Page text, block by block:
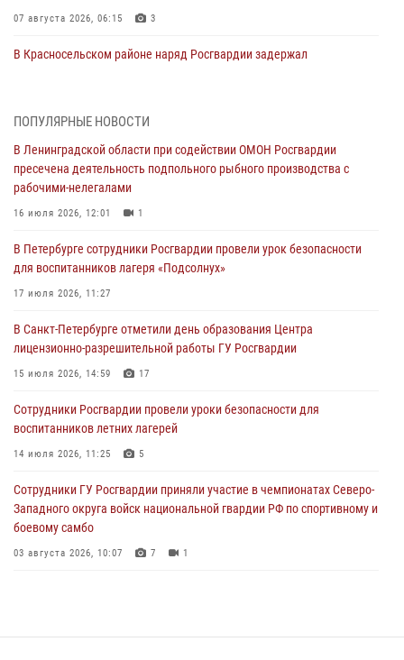
07 августа 2026, 06:15 3
В Красносельском районе наряд Росгвардии задержал
06 августа 2026, 13:39 1
В Центральном районе росгвардейцы оперативно задержали
хулигана, стрелявшего из пускового устройства рядом с жилыми
домами
06 августа 2026, 11:36
Сотрудники и военнослужащие Росгвардии обеспечили
правопорядок при проведении матча "Зенит" - "Балтика"
06 августа 2026, 07:30
В Выборгском районе наряд Росгвардии обнаружил
разыскиваемый преступный автотранспорт
05 августа 2026, 12:25 2
Петербургские росгвардейцы обнаружили объявленный в розыск
автомобиль, ранее использовавшийся при совершении кражи в
Ленобласти
ПОПУЛЯРНЫЕ НОВОСТИ
В Ленинградской области при содействии ОМОН Росгвардии
пресечена деятельность подпольного рыбного производства с
рабочими-нелегалами
16 июля 2026, 12:01 1
В Петербурге сотрудники Росгвардии провели урок безопасности
для воспитанников лагеря «Подсолнух»
17 июля 2026, 11:27
В Санкт-Петербурге отметили день образования Центра
лицензионно-разрешительной работы ГУ Росгвардии
15 июля 2026, 14:59 17
Сотрудники Росгвардии провели уроки безопасности для
воспитанников летних лагерей
14 июля 2026, 11:25 5
Сотрудники ГУ Росгвардии приняли участие в чемпионатах Северо-
Западного округа войск национальной гвардии РФ по спортивному и
боевому самбо
03 августа 2026, 10:07 7 1